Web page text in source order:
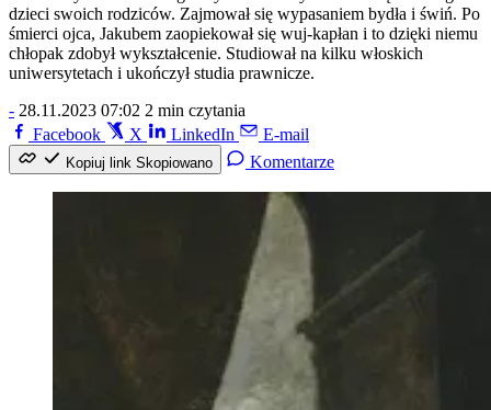
dzieci swoich rodziców. Zajmował się wypasaniem bydła i świń. Po
śmierci ojca, Jakubem zaopiekował się wuj-kapłan i to dzięki niemu
chłopak zdobył wykształcenie. Studiował na kilku włoskich
uniwersytetach i ukończył studia prawnicze.
- 28.11.2023 07:02 2 min czytania
Facebook
X LinkedIn E-mail
Kopiuj link Skopiowano Komentarze